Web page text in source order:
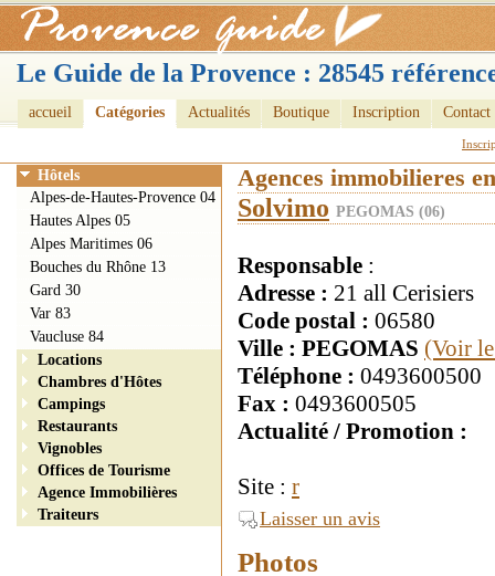
Le Guide de la Provence : 28545
accueil Catégories Actualités Boutique Inscription Contact
Agences immobilieres
Solvimo PEGOMAS (06)
Responsable :
Adresse : 21 all Cerisiers
Code postal : 06580
Ville : PEGOMAS (Voir
Téléphone : 0493600500
Fax : 0493600505
Actualité / Promotion :
Site : r
Laisser un avis
Photos
Hôtels
Alpes-de-Hautes-Provence 04
Hautes Alpes 05
Alpes Maritimes 06
Bouches du Rhône 13
Gard 30
Var 83
Vaucluse 84
Locations
Chambres d'Hôtes
Campings
Restaurants
Vignobles
Offices de Tourisme
Agence Immobilières
Traiteurs